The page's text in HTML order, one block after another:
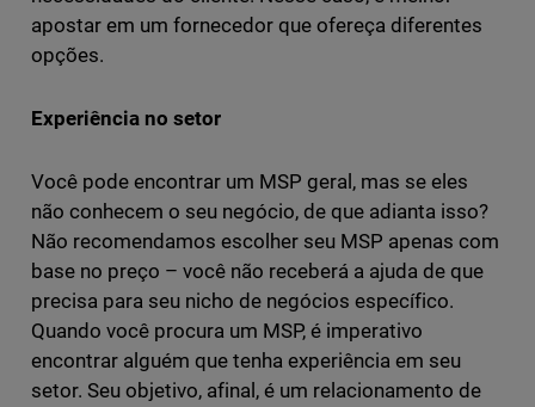
apostar em um fornecedor que ofereça diferentes
opções.
Experiência no setor
Você pode encontrar um MSP geral, mas se eles
não conhecem o seu negócio, de que adianta isso?
Não recomendamos escolher seu MSP apenas com
base no preço – você não receberá a ajuda de que
precisa para seu nicho de negócios específico.
Quando você procura um MSP, é imperativo
encontrar alguém que tenha experiência em seu
setor. Seu objetivo, afinal, é um relacionamento de